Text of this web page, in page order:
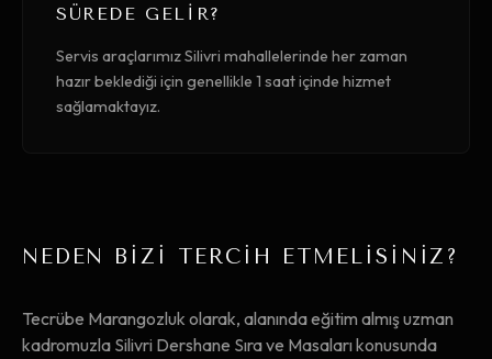
SÜREDE GELIR?
Servis araçlarımız Silivri mahallelerinde her zaman
hazır beklediği için genellikle 1 saat içinde hizmet
sağlamaktayız.
NEDEN BİZİ TERCİH ETMELİSİNİZ?
Tecrübe Marangozluk olarak, alanında eğitim almış uzman
kadromuzla Silivri Dershane Sıra ve Masaları konusunda